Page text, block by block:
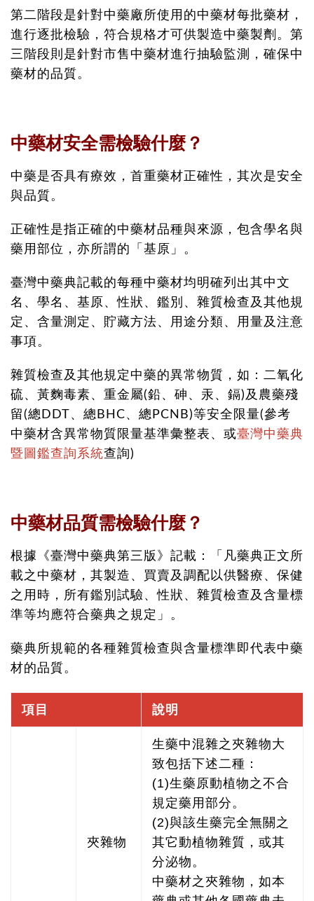
第二階段是針對中藥廠所使用的中藥材每批藥材，
進行逐批檢驗，符合規格才可供製造中藥製劑。第
三階段則是針對市售中藥材進行抽驗監測，確保中
藥材的品質。
中藥材安全需檢驗什麼？
中藥是否具有療效，首重藥材正確性，其次是安全
與品質。
正確性是指正確的中藥材品種與來源，包含學名與
藥用部位，亦所謂的「基原」。
臺灣中藥典記載的每種中藥材均明確列出其中文
名、學名、基原、性狀、鑑別、雜質檢查及其他規
定、含量測定、貯藏方法、用途分類、用量及注意
事項。
雜質檢查及其他規定中藥的異常物質，如：二氧化
硫、黃麴毒素、重金屬(鉛、砷、汞、鎘)及農藥殘
留(總DDT、總BHC、總PCNB)等安全限量(參考
中藥材含異常物質限量基準彙整表、或臺灣中藥典
暨圖鑑查詢系統查詢)
中藥材品質需檢驗什麼？
根據《臺灣中藥典第三版》記載：「凡藥典正文所
載之中藥材，其製造、買賣及調配以供醫療、保健
之用時，所有鑑別試驗、性狀、雜質檢查及含量標
準等均應符合藥典之規定」。
藥典所規範的各種雜質檢查與含量標準即代表中藥
材的品質。
項目 說明
夾雜物
生藥中混雜之夾雜物大
致包括下述二種：
(1)生藥原動植物之不合
規定藥用部分。
(2)與該生藥完全無關之
其它動植物雜質，或其
分泌物。
中藥材之夾雜物，如本